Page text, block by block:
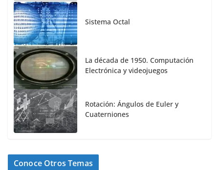
Sistema Octal
La década de 1950. Computación
Electrónica y videojuegos
Rotación: Ángulos de Euler y
Cuaterniones
Conoce Otros Temas